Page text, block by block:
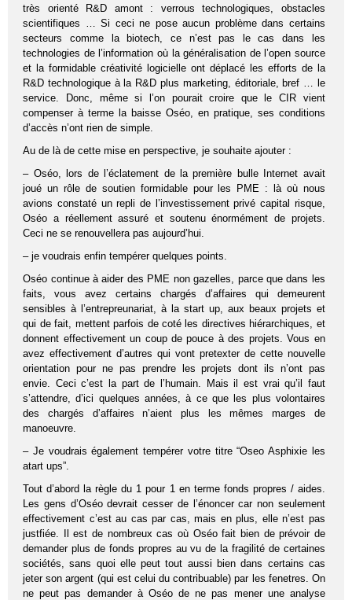
très orienté R&D amont : verrous technologiques, obstacles
scientifiques … Si ceci ne pose aucun problème dans certains
secteurs comme la biotech, ce n’est pas le cas dans les
technologies de l’information où la généralisation de l’open source
et la formidable créativité logicielle ont déplacé les efforts de la
R&D technologique à la R&D plus marketing, éditoriale, bref … le
service. Donc, même si l’on pourait croire que le CIR vient
compenser à terme la baisse Oséo, en pratique, ses conditions
d’accès n’ont rien de simple.
Au de là de cette mise en perspective, je souhaite ajouter :
– Oséo, lors de l’éclatement de la première bulle Internet avait
joué un rôle de soutien formidable pour les PME : là où nous
avions constaté un repli de l’investissement privé capital risque,
Oséo a réellement assuré et soutenu énormément de projets.
Ceci ne se renouvellera pas aujourd’hui.
– je voudrais enfin tempérer quelques points.
Oséo continue à aider des PME non gazelles, parce que dans les
faits, vous avez certains chargés d’affaires qui demeurent
sensibles à l’entrepreunariat, à la start up, aux beaux projets et
qui de fait, mettent parfois de coté les directives hiérarchiques, et
donnent effectivement un coup de pouce à des projets. Vous en
avez effectivement d’autres qui vont pretexter de cette nouvelle
orientation pour ne pas prendre les projets dont ils n’ont pas
envie. Ceci c’est la part de l’humain. Mais il est vrai qu’il faut
s’attendre, d’ici quelques années, à ce que les plus volontaires
des chargés d’affaires n’aient plus les mêmes marges de
manoeuvre.
– Je voudrais également tempérer votre titre “Oseo Asphixie les
atart ups”.
Tout d’abord la règle du 1 pour 1 en terme fonds propres / aides.
Les gens d’Oséo devrait cesser de l’énoncer car non seulement
effectivement c’est au cas par cas, mais en plus, elle n’est pas
justfiée. Il est de nombreux cas où Oséo fait bien de prévoir de
demander plus de fonds propres au vu de la fragilité de certaines
sociétés, sans quoi elle peut tout aussi bien dans certains cas
jeter son argent (qui est celui du contribuable) par les fenetres. On
ne peut pas demander à Oséo de ne pas mener une analyse